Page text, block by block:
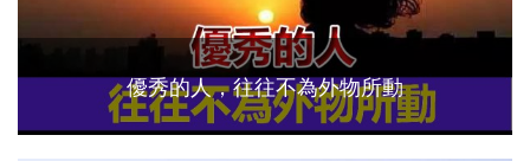
優秀的人，往往不為外物所動